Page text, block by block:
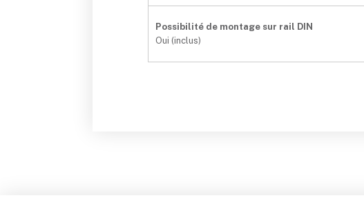
Possibilité de montage sur rail DIN
Oui (inclus)